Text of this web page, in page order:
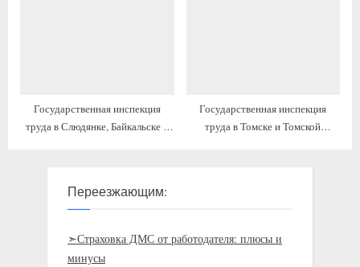
Государственная инспекция
труда в Слюдянке, Байкальске и
Государственная инспекция
труда в Томске и Томской
Переезжающим:
➣Страховка ДМС от работодателя: плюсы и
минусы